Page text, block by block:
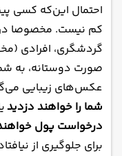
احتمال این‌که کسی
کم نیست. مخصوصا در
گردشگری، افرادی
صورت دوستانه، به
عکس‌های زیبایی
شما را خواهند دزدید
درخواست پول
برای جلوگیری از